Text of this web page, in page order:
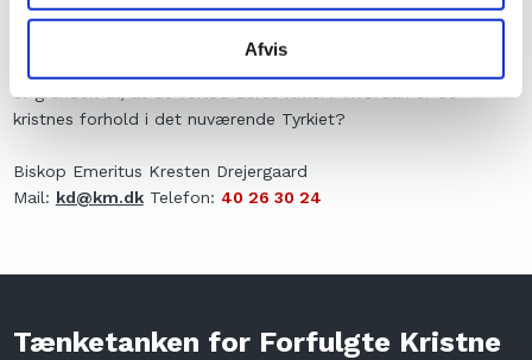
Afvis
Lysbilledforedrag om de forladte hulekirker i Kappadokien og
andre steder i Lilleasien. Hvad er der blevet af de kristne
er grunden til, at de forlod deres kirker? Hvordan er de
kristnes forhold i det nuværende Tyrkiet?
Biskop Emeritus Kresten Drejergaard
Mail: kd@km.dkTelefon: 40 26 30 24​
Tænketanken for Forfulgte Kristne